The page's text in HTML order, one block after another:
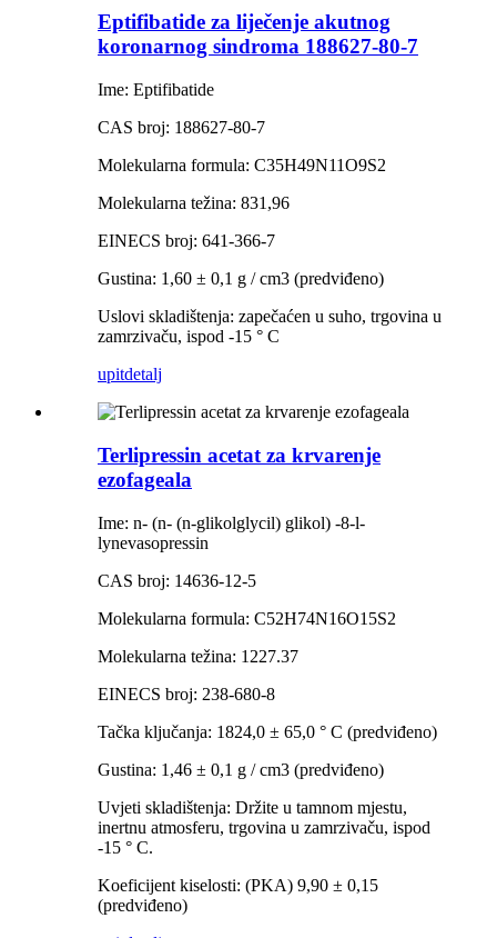
Eptifibatide za liječenje akutnog
koronarnog sindroma 188627-80-7
Ime: Eptifibatide
CAS broj: 188627-80-7
Molekularna formula: C35H49N11O9S2
Molekularna težina: 831,96
EINECS broj: 641-366-7
Gustina: 1,60 ± 0,1 g / cm3 (predviđeno)
Uslovi skladištenja: zapečaćen u suho, trgovina u
zamrzivaču, ispod -15 ° C
upitdetalj
Terlipressin acetat za krvarenje
ezofageala
Ime: n- (n- (n-glikolglycil) glikol) -8-l-
lynevasopressin
CAS broj: 14636-12-5
Molekularna formula: C52H74N16O15S2
Molekularna težina: 1227.37
EINECS broj: 238-680-8
Tačka ključanja: 1824,0 ± 65,0 ° C (predviđeno)
Gustina: 1,46 ± 0,1 g / cm3 (predviđeno)
Uvjeti skladištenja: Držite u tamnom mjestu,
inertnu atmosferu, trgovina u zamrzivaču, ispod
-15 ° C.
Koeficijent kiselosti: (PKA) 9,90 ± 0,15
(predviđeno)